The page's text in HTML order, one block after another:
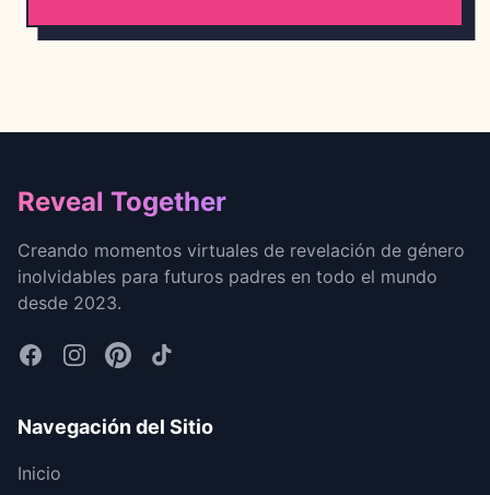
Footer
Reveal Together
Creando momentos virtuales de revelación de género
inolvidables para futuros padres en todo el mundo
desde 2023.
Navegación del Sitio
Inicio